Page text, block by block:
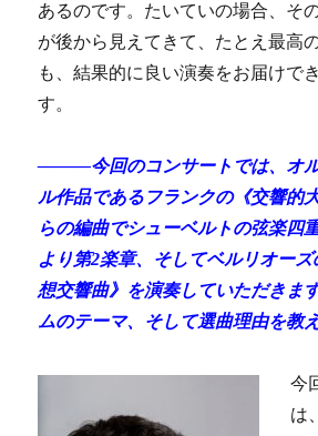
あるのです。たいていの場合、そ
が後から見えてきて、たとえ最高
も、結果的に良い演奏をお届けで
す。
―――今回のコンサートでは、オ
ル作品であるフランクの《交響的
らの編曲でシューベルトの弦楽四
より第2楽章、そしてベルリオー
想交響曲》を演奏していただきま
ムのテーマ、そして選曲理由を教
今
は